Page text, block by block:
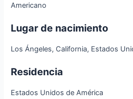
Americano
Lugar de nacimiento
Los Ángeles, California, Estados
Residencia
Estados Unidos de América